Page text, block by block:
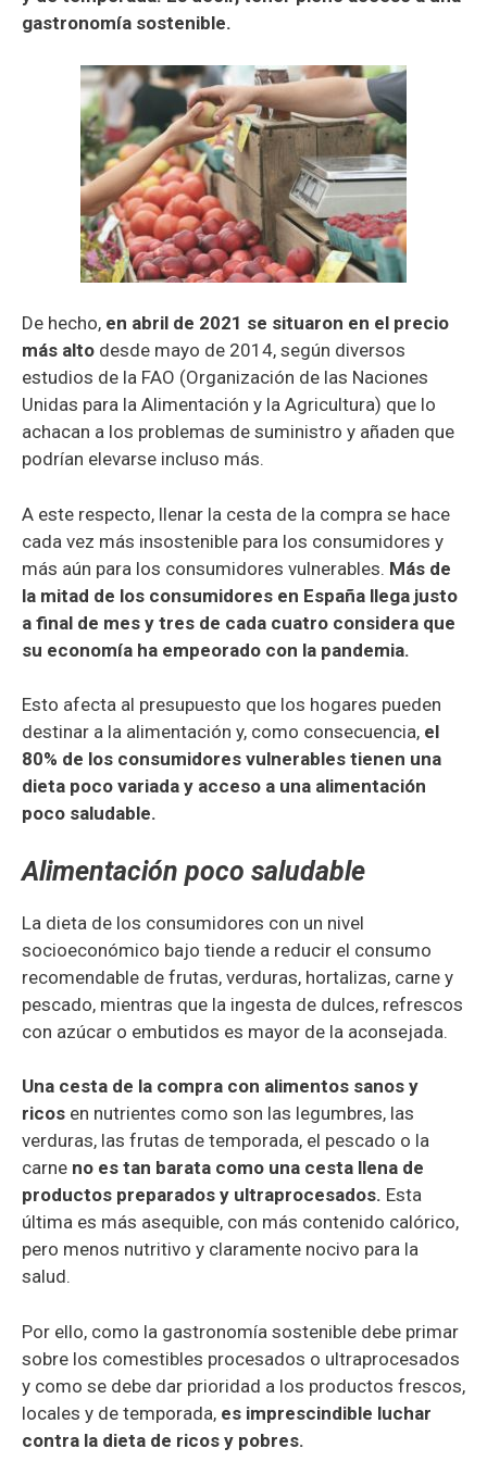
gastronomía sostenible.
De hecho, en abril de 2021 se situaron en el precio
más alto desde mayo de 2014, según diversos
estudios de la FAO (Organización de las Naciones
Unidas para la Alimentación y la Agricultura) que lo
achacan a los problemas de suministro y añaden que
podrían elevarse incluso más.
A este respecto, llenar la cesta de la compra se hace
cada vez más insostenible para los consumidores y
más aún para los consumidores vulnerables. Más de
la mitad de los consumidores en España llega justo
a final de mes y tres de cada cuatro considera que
su economía ha empeorado con la pandemia.
Esto afecta al presupuesto que los hogares pueden
destinar a la alimentación y, como consecuencia, el
80% de los consumidores vulnerables tienen una
dieta poco variada y acceso a una alimentación
poco saludable.
Alimentación poco saludable
La dieta de los consumidores con un nivel
socioeconómico bajo tiende a reducir el consumo
recomendable de frutas, verduras, hortalizas, carne y
pescado, mientras que la ingesta de dulces, refrescos
con azúcar o embutidos es mayor de la aconsejada.
Una cesta de la compra con alimentos sanos y
ricos en nutrientes como son las legumbres, las
verduras, las frutas de temporada, el pescado o la
carne no es tan barata como una cesta llena de
productos preparados y ultraprocesados. Esta
última es más asequible, con más contenido calórico,
pero menos nutritivo y claramente nocivo para la
salud.
Por ello, como la gastronomía sostenible debe primar
sobre los comestibles procesados o ultraprocesados
y como se debe dar prioridad a los productos frescos,
locales y de temporada, es imprescindible luchar
contra la dieta de ricos y pobres.